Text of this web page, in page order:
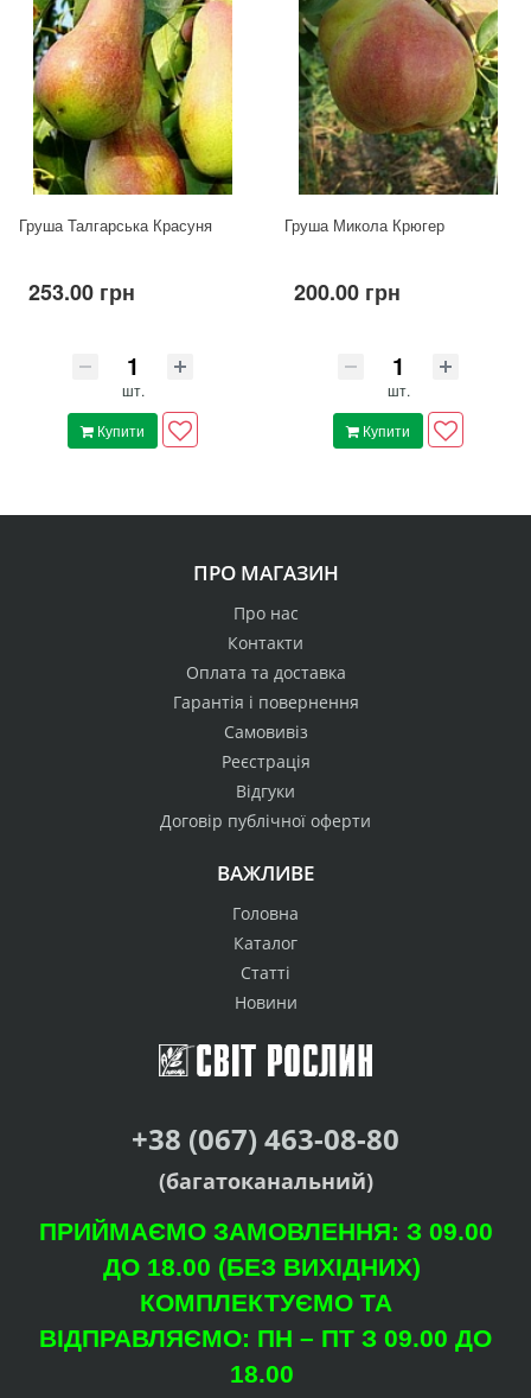
Груша Талгарська Красуня
253.00 грн
шт.
Купити
Груша Микола Крюгер
200.00 грн
шт.
Купити
ПРО МАГАЗИН
Про нас
Контакти
Оплата та доставка
Гарантія і повернення
Самовивіз
Реєстрація
Відгуки
Договір публічної оферти
ВАЖЛИВЕ
Головна
Каталог
Статті
Новини
+38 (067) 463-08-80
(багатоканальний)
ПРИЙМАЄМО ЗАМОВЛЕННЯ: З 09.00
ДО 18.00 (БЕЗ ВИХІДНИХ)
КОМПЛЕКТУЄМО ТА
ВІДПРАВЛЯЄМО: ПН – ПТ З 09.00 ДО
18.00